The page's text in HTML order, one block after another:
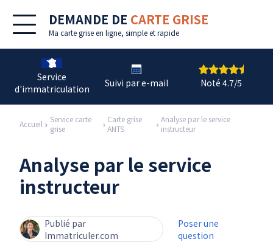
DEMANDE DE CARTE GRISE
Ma carte grise en ligne, simple et rapide
Service
d'immatriculation
Suivi par e-mail Noté 4.7/5
Accueil
Service carte
grise
Carte grise
ANTS
Analyse par le service
instructeur
Analyse par le service
instructeur
Publié par
Immatriculer.com
Poser une
question